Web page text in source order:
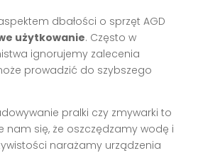
dbałości o sprzęt AGD
użytkowanie. Często w
ignorujemy zalecenia
prowadzić do szybszego
pralki czy zmywarki to
nam się, że oszczędzamy wodę i
narażamy urządzenia